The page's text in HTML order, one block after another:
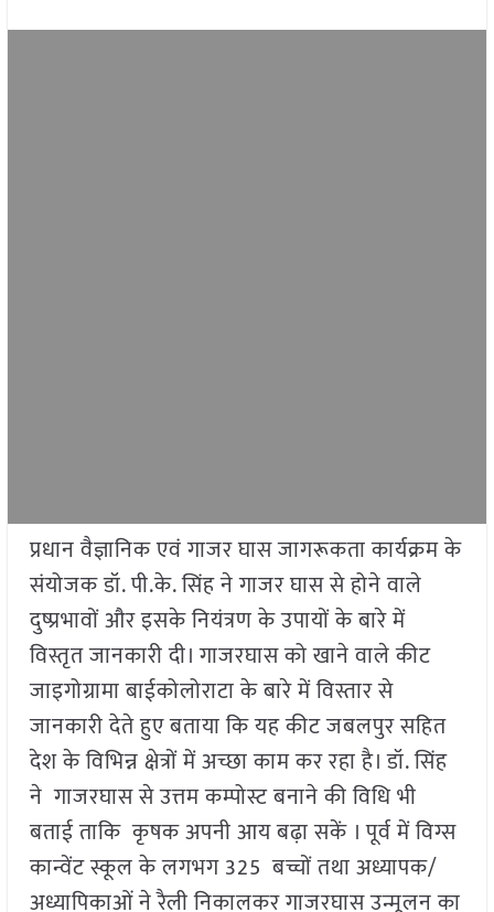
प्रधान वैज्ञानिक एवं गाजर घास जागरूकता कार्यक्रम के
संयोजक डॉ. पी.के. सिंह ने गाजर घास से होने वाले
दुष्प्रभावों और इसके नियंत्रण के उपायों के बारे में
विस्तृत जानकारी दी। गाजरघास को खाने वाले कीट
जाइगोग्रामा बाईकोलोराटा के बारे में विस्तार से
जानकारी देते हुए बताया कि यह कीट जबलपुर सहित
देश के विभिन्न क्षेत्रों में अच्छा काम कर रहा है। डॉ. सिंह
ने गाजरघास से उत्तम कम्पोस्ट बनाने की विधि भी
बताई ताकि कृषक अपनी आय बढ़ा सकें । पूर्व में विग्स
कान्वेंट स्कूल के लगभग 325 बच्चों तथा अध्यापक/
अध्यापिकाओं ने रैली निकालकर गाजरघास उन्मूलन का